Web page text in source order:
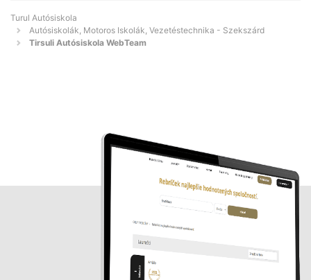
Turul Autósiskola
Autósiskolák, Motoros Iskolák, Vezetéstechnika - Szekszárd
Tirsuli Autósiskola WebTeam